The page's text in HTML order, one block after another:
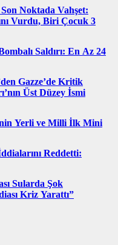
Son Noktada Vahşet:
Vurdu, Biri Çocuk 3
Saldırı: En Az 24
Gazze’de Kritik
Üst Düzey İsmi
Yerli ve Milli İlk Mini
Reddetti:
Sularda Şok
Kriz Yarattı”